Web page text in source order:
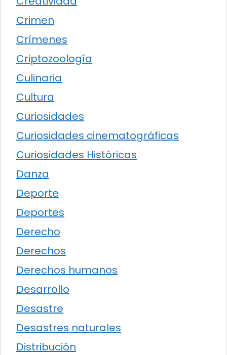
Crimen
Crímenes
Criptozoología
Culinaria
Cultura
Curiosidades
Curiosidades cinematográficas
Curiosidades Históricas
Danza
Deporte
Deportes
Derecho
Derechos
Derechos humanos
Desarrollo
Desastre
Desastres naturales
Distribución